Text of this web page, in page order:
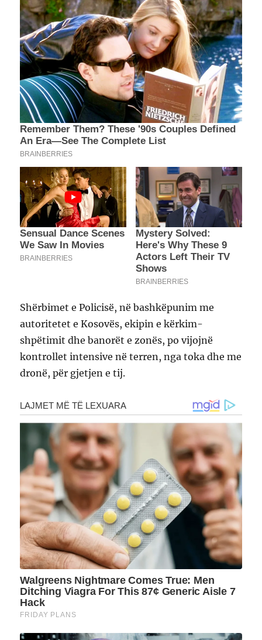
Shërbimet e Policisë, në bashkëpunim me
autoritetet e Kosovës, ekipin e kërkim-
shpëtimit dhe banorët e zonës, po vijojnë
kontrollet intensive në terren, nga toka dhe me
dronë, për gjetjen e tij.